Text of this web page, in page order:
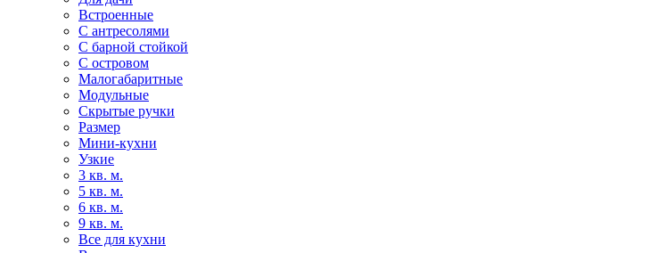
Встроенные
С антресолями
С барной стойкой
С островом
Малогабаритные
Модульные
Скрытые ручки
Размер
Мини-кухни
Узкие
3 кв. м.
5 кв. м.
6 кв. м.
9 кв. м.
Все для кухни